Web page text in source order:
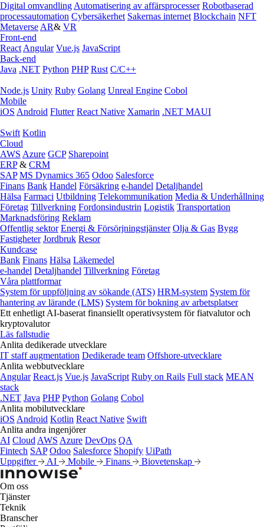
Digital omvandling Automatisering av affärsprocesser Robotbaserad
processautomation Cybersäkerhet Sakernas internet Blockchain NFT
Metaverse AR& VR
Front-end
React Angular Vue.js JavaScript
Back-end
Java .NET Python PHP Rust C/C++
Node.js Unity Ruby Golang Unreal Engine Cobol
Mobile
iOS Android Flutter React Native Xamarin .NET MAUI
Swift Kotlin
Cloud
AWS Azure GCP Sharepoint
ERP& CRM
SAP MS Dynamics 365 Odoo Salesforce
Finans Bank Handel Försäkring e‑handel Detaljhandel
Hälsa Farmaci Utbildning Telekommunikation Media & Underhållning
Företag Tillverkning Fordonsindustrin Logistik Transportation
Marknadsföring Reklam
Offentlig sektor Energi & Försörjningstjänster Olja & Gas Bygg
Fastigheter Jordbruk Resor
Kundcase
Bank Finans Hälsa Läkemedel
e‑handel Detaljhandel Tillverkning Företag
Våra plattformar
System för uppföljning av sökande (ATS) HRM-system System för
hantering av lärande (LMS) System för bokning av arbetsplatser
Ett enhetligt AI-baserat finansiellt operativsystem för fiatvalutor och
kryptovalutor
Läs fallstudie
Anlita dedikerade utvecklare
IT staff augmentation Dedikerade team Offshore-utvecklare
Anlita webbutvecklare
Angular React.js Vue.js JavaScript Ruby on Rails Full stack MEAN
stack
.NET Java PHP Python Golang Cobol
Anlita mobilutvecklare
iOS Android Kotlin React Native Swift
Anlita andra ingenjörer
AI Cloud AWS Azure DevOps QA
Fintech SAP Odoo Salesforce Shopify UiPath
Uppgifter
AI Mobile Finans Biovetenskap
Om oss
Tjänster
Teknik
Branscher